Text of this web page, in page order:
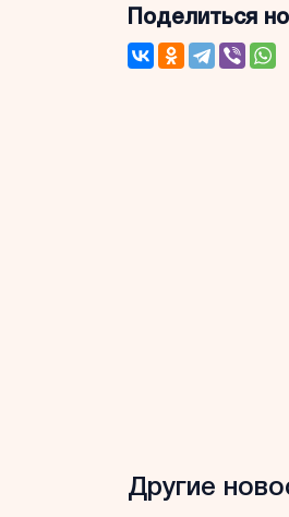
Поделиться
Другие